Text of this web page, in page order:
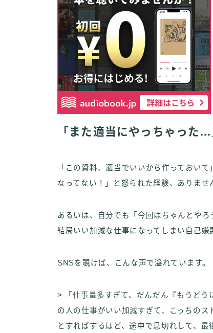
「また適当にやっちゃった
「この資料、適当でいいから作っておい
なってない！」と怒られた経験、ありませ
あるいは、自分でも「今回はちゃんとや
結局いい加減な仕事になってしまい自己嫌
SNSを覗けば、こんな声で溢れています。
> 「仕事量多すぎて、だんだん『もうど
の人の仕事がいい加減すぎて、こっちの
とすればするほど、途中で息切れして、